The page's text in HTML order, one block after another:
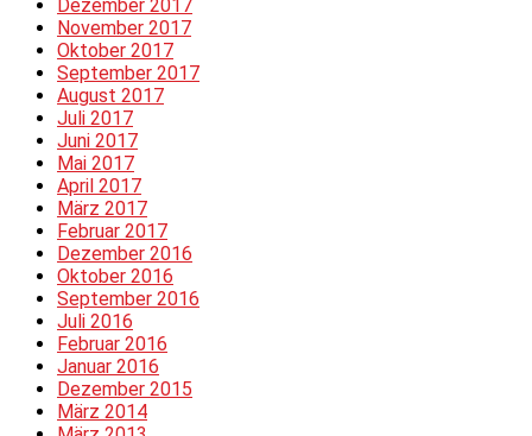
Dezember 2017
November 2017
Oktober 2017
September 2017
August 2017
Juli 2017
Juni 2017
Mai 2017
April 2017
März 2017
Februar 2017
Dezember 2016
Oktober 2016
September 2016
Juli 2016
Februar 2016
Januar 2016
Dezember 2015
März 2014